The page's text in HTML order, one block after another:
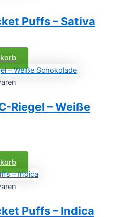
Varianten
können
Produktseite
Puffs – Sativa
Riegel – Weiße
Puffs – Indica